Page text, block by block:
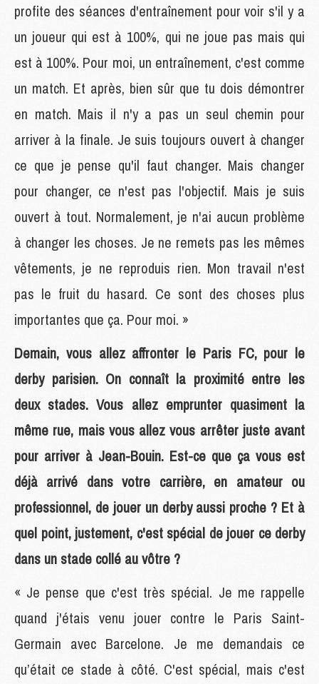
profite des séances d'entraînement pour voir s'il y a
un joueur qui est à 100%, qui ne joue pas mais qui
est à 100%. Pour moi, un entraînement, c'est comme
un match. Et après, bien sûr que tu dois démontrer
en match. Mais il n'y a pas un seul chemin pour
arriver à la finale. Je suis toujours ouvert à changer
ce que je pense qu'il faut changer. Mais changer
pour changer, ce n'est pas l'objectif. Mais je suis
ouvert à tout. Normalement, je n'ai aucun problème
à changer les choses. Je ne remets pas les mêmes
vêtements, je ne reproduis rien. Mon travail n'est
pas le fruit du hasard. Ce sont des choses plus
importantes que ça. Pour moi. »
Demain, vous allez affronter le Paris FC, pour le
derby parisien. On connaît la proximité entre les
deux stades. Vous allez emprunter quasiment la
même rue, mais vous allez vous arrêter juste avant
pour arriver à Jean-Bouin. Est-ce que ça vous est
déjà arrivé dans votre carrière, en amateur ou
professionnel, de jouer un derby aussi proche ? Et à
quel point, justement, c'est spécial de jouer ce derby
dans un stade collé au vôtre ?
« Je pense que c'est très spécial. Je me rappelle
quand j'étais venu jouer contre le Paris Saint-
Germain avec Barcelone. Je me demandais ce
qu’était ce stade à côté. C'est spécial, mais c'est